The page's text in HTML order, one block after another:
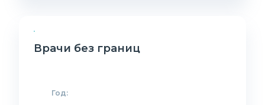
Врачи без границ
Год: